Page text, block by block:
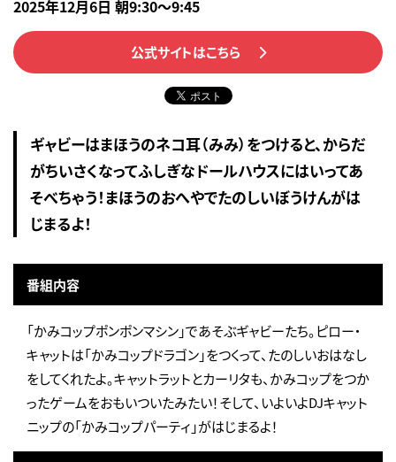
2025年12月6日 朝9:30～9:45
公式サイトはこちら
ギャビーはまほうのネコ耳（みみ）をつけると、からだ
がちいさくなってふしぎなドールハウスにはいってあ
そべちゃう！まほうのおへやでたのしいぼうけんがは
じまるよ！
番組内容
「かみコップポンポンマシン」であそぶギャビーたち。ピロー・
キャットは「かみコップドラゴン」をつくって、たのしいおはなし
をしてくれたよ。キャットラットとカーリタも、かみコップをつか
ったゲームをおもいついたみたい！そして、いよいよDJキャット
ニップの「かみコップパーティ」がはじまるよ！